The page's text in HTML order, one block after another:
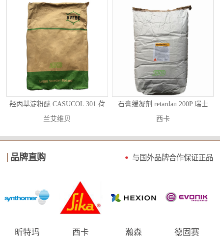
羟丙基淀粉醚 CASUCOL 301 荷
兰艾维贝
石膏缓凝剂 retardan 200P 瑞士
西卡
品牌直购 与国外品牌合作保证正品
昕特玛 西卡 瀚森 德固赛